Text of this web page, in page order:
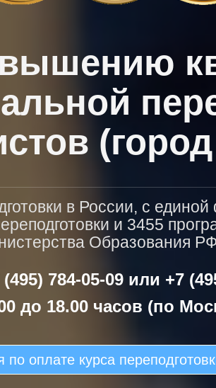
в России, с
и 3455
Образования РФ
784-05-09 или +7
до 18.00 часов (по
по оплате курса